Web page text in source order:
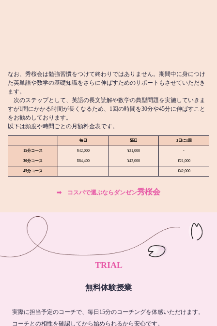
なお、秀桜会は勉強習慣をつけて終わりではありません。期間中に身につけ
た英単語や数学の基礎知識をさらに伸ばすためのサポートもさせていただき
ます。
次のステップとして、英語の長文読解や数学の典型問題を実施していきま
すが1問にかかる時間が長くなるため、1回の時間を30分や45分に伸ばすこと
をお勧めしております。
以下は頻度や時間ごとの月額料金表です。
毎日 隔日 3日に1回
15分コース ¥42,000 ¥21,000 -
30分コース ¥84,400 ¥42,000 ¥21,000
45分コース - - ¥42,000
➡︎ コスパで選ぶならダンゼン秀桜会
TRIAL
無料体験授業
実際に担当予定のコーチで、毎日15分のコーチングを体感いただけます。
コーチとの相性を確認してから始められるから安心です。